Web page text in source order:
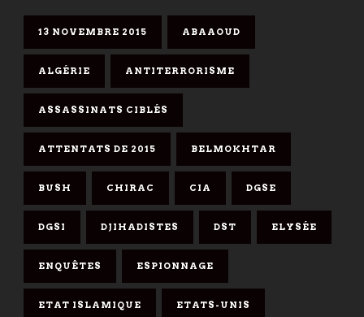
13 NOVEMBRE 2015 ABAAOUD
ALGÉRIE ANTITERRORISME
ASSASSINATS CIBLÉS
ATTENTATS DE 2015 BELMOKHTAR
BUSH CHIRAC CIA DGSE
DGSI DJIHADISTES DST ELYSÉE
ENQUÊTES ESPIONNAGE
ETAT ISLAMIQUE ETATS-UNIS